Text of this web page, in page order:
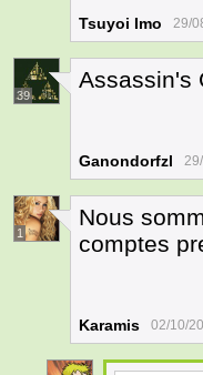
Tsuyoi Imo 29/
39
Assassin's
Ganondorfzl
1
Nous
comptes
Karamis 02/10/